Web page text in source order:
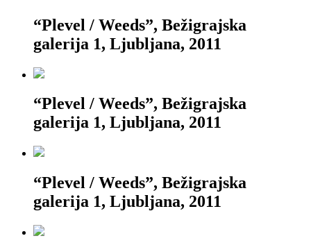
“Plevel / Weeds”, Bežigrajska
galerija 1, Ljubljana, 2011
“Plevel / Weeds”, Bežigrajska
galerija 1, Ljubljana, 2011
“Plevel / Weeds”, Bežigrajska
galerija 1, Ljubljana, 2011